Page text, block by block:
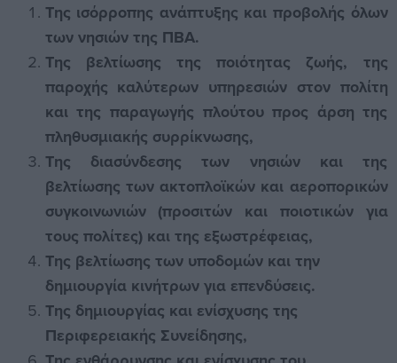
Της ισόρροπης ανάπτυξης και προβολής όλων
των νησιών της ΠΒΑ.
Της βελτίωσης της ποιότητας ζωής, της
παροχής καλύτερων υπηρεσιών στον πολίτη
και της παραγωγής πλούτου προς άρση της
πληθυσμιακής συρρίκνωσης,
Της διασύνδεσης των νησιών και της
βελτίωσης των ακτοπλοϊκών και αεροπορικών
συγκοινωνιών (προσιτών και ποιοτικών για
τους πολίτες) και της εξωστρέφειας,
Της βελτίωσης των υποδομών και την
δημιουργία κινήτρων για επενδύσεις.
Της δημιουργίας και ενίσχυσης της
Περιφερειακής Συνείδησης,